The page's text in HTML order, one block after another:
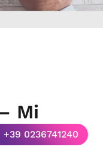
Mi
+39 0236741240